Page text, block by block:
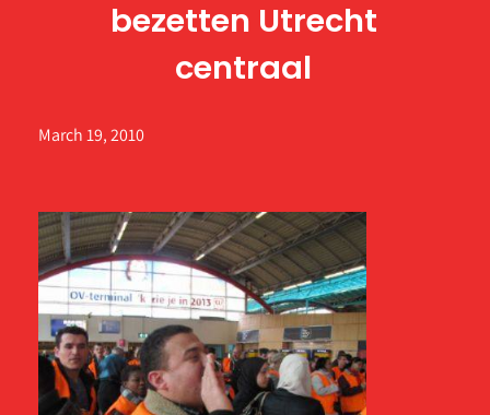
bezetten Utrecht
centraal
March 19, 2010